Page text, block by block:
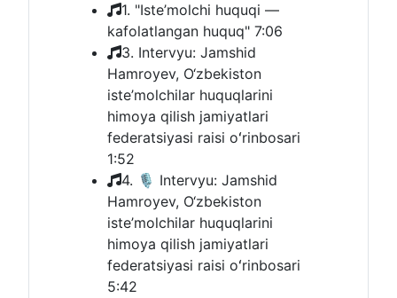
1. "Iste’molchi huquqi —
kafolatlangan huquq" 7:06
3. Intervyu: Jamshid
Hamroyev, O‘zbekiston
iste’molchilar huquqlarini
himoya qilish jamiyatlari
federatsiyasi raisi oʻrinbosari
1:52
4. 🎙 Intervyu: Jamshid
Hamroyev, O‘zbekiston
iste’molchilar huquqlarini
himoya qilish jamiyatlari
federatsiyasi raisi oʻrinbosari
5:42